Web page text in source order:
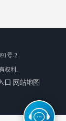
号-2
权利.
口 网站地图